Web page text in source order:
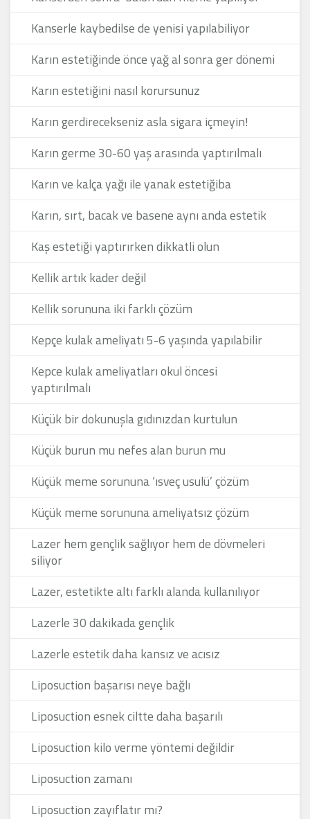
Kanserle kaybedilse de yenisi yapılabiliyor
Karın estetiğinde önce yağ al sonra ger dönemi
Karın estetiğini nasıl korursunuz
Karın gerdirecekseniz asla sigara içmeyin!
Karın germe 30-60 yaş arasında yaptırılmalı
Karın ve kalça yağı ile yanak estetiğiba
Karın, sırt, bacak ve basene aynı anda estetik
Kaş estetiği yaptırırken dikkatli olun
Kellik artık kader değil
Kellik sorununa iki farklı çözüm
Kepçe kulak ameliyatı 5-6 yaşında yapılabilir
Kepce kulak ameliyatları okul öncesi
yaptırılmalı
Küçük bir dokunuşla gıdınızdan kurtulun
Küçük burun mu nefes alan burun mu
Küçük meme sorununa ‘ısveç usulü’ çözüm
Küçük meme sorununa ameliyatsız çözüm
Lazer hem gençlik sağlıyor hem de dövmeleri
siliyor
Lazer, estetikte altı farklı alanda kullanılıyor
Lazerle 30 dakikada gençlik
Lazerle estetik daha kansız ve acısız
Liposuction başarısı neye bağlı
Liposuction esnek ciltte daha başarılı
Liposuction kilo verme yöntemi değildir
Liposuction zamanı
Liposuction zayıflatır mı?